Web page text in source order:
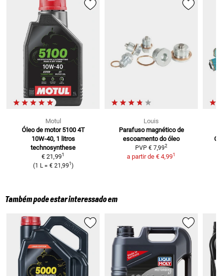
Motul
Óleo de motor 5100 4T
10W-40, 1 litros
technosynthese
€ 21,991
(1 L = € 21,991 )
Louis
Parafuso magnético de
escoamento do óleo
PVP € 7,992
a partir de € 4,991
Também pode estar interessado em